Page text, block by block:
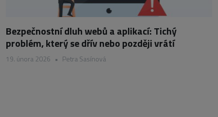
Bezpečnostní dluh webů a aplikací: Tichý
problém, který se dřív nebo později vrátí
19. února 2026 • Petra Sasínová